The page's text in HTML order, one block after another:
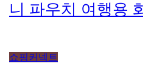
니 파우치 여행용
쇼핑커넥트